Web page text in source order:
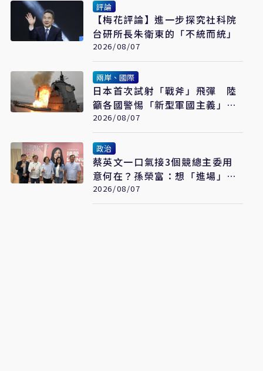
評論
【梅花評論】進一步探究社科院
台研所長朱衛東的「不統而統」
2026/08/07
兩岸、國際
日本首次試射「戰斧」飛彈 陸
籲各國警惕「新型軍國主義」發
展
2026/08/07
政治
蔡英文一口氣接3個競總主委用
意何在？孫榮富：想「進場」接
黨主席
2026/08/07